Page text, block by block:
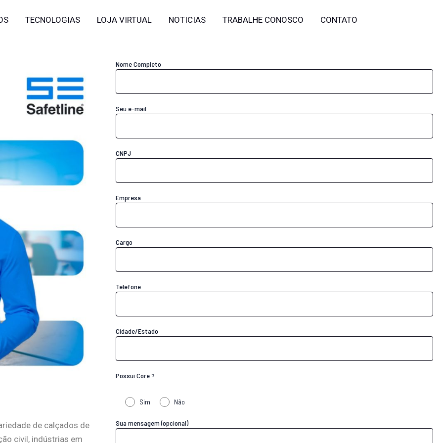
TECNOLOGIAS LOJA VIRTUAL NOTICIAS TRABALHE CONOSCO CONTATO
de calçados de
civil, indústrias em
Nome Completo
Seu e-mail
CNPJ
Empresa
Cargo
Telefone
Cidade/Estado
Possui Core ?
Sim Não
Sua mensagem (opcional)